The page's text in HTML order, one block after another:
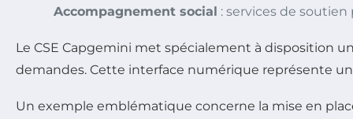
Accompagnement social : services de
Le CSE Capgemini met spécialement à disposition
demandes. Cette interface numérique représente
Un exemple emblématique concerne la mise en